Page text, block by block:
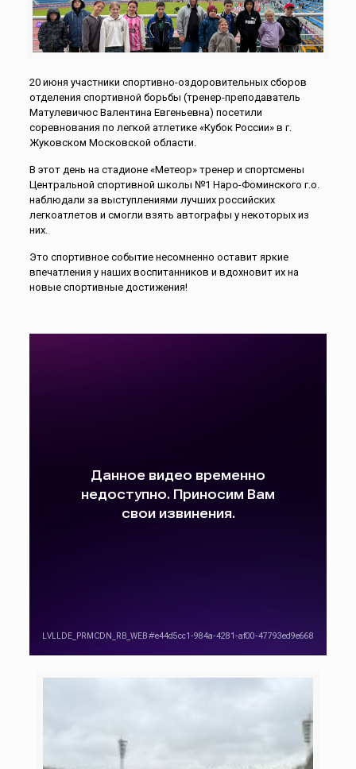
20 июня участники спортивно-оздоровительных сборов
отделения спортивной борьбы (тренер-преподаватель
Матулевичюс Валентина Евгеньевна) посетили
соревнования по легкой атлетике «Кубок России» в г.
Жуковском Московской области.
В этот день на стадионе «Метеор» тренер и спортсмены
Центральной спортивной школы №1 Наро-Фоминского г.о.
наблюдали за выступлениями лучших российских
легкоатлетов и смогли взять автографы у некоторых из
них.
Это спортивное событие несомненно оставит яркие
впечатления у наших воспитанников и вдохновит их на
новые спортивные достижения!